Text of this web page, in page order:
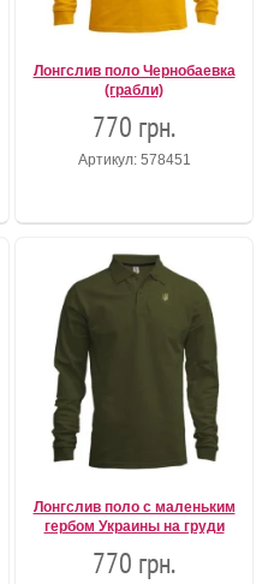
Лонгслив поло Чернобаевка
(грабли)
770 грн.
Артикул: 578451
Лонгслив поло с маленьким
гербом Украины на груди
770 грн.